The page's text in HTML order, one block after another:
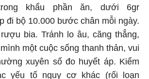
khẩu phần ăn, dưới 6gr
đi bộ 10.000 bước chân mỗi ngày.
bia. Tránh lo âu, căng thẳng,
một cuộc sống thanh thản, vui
xuyên số đo huyết áp. Kiểm
yếu tố nguy cơ khác (rối loạn